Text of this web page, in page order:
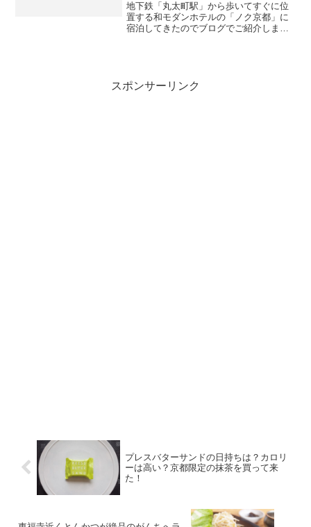
地下鉄「丸太町駅」から歩いてすぐに位
置する和モダンホテルの「ノク京都」に
宿泊してきたのでブログでご紹介しま
スポンサーリンク
プレスバターサンドの日持ちは？カロリ
ーは高い？京都限定の抹茶を買って来
た！